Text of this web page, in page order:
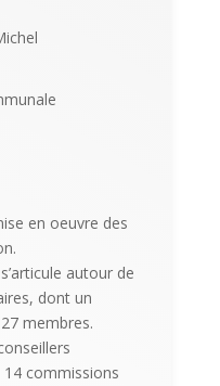
en oeuvre des
s’articule autour de
dont un
membres.
commissions